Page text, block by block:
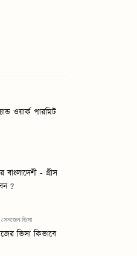
ওয়ার্ক পারমিট
বাংলাদেশী - গ্রীস
?
সেনজেন ভিসা
ভিসা কিভাবে